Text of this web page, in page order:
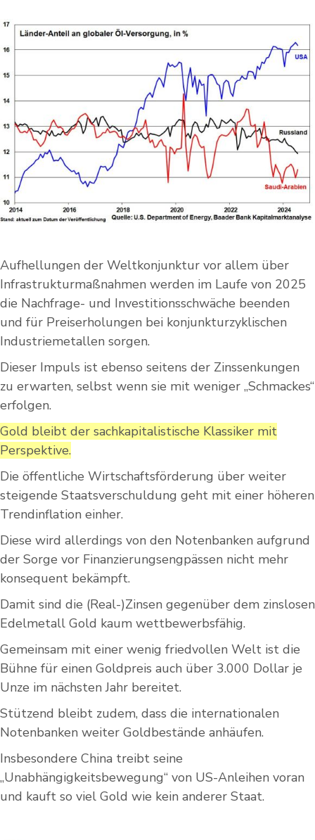
Aufhellungen der Weltkonjunktur vor allem über
Infrastrukturmaßnahmen werden im Laufe von 2025
die Nachfrage- und Investitionsschwäche beenden
und für Preiserholungen bei konjunkturzyklischen
Industriemetallen sorgen.
Dieser Impuls ist ebenso seitens der Zinssenkungen
zu erwarten, selbst wenn sie mit weniger „Schmackes“
erfolgen.
Gold bleibt der sachkapitalistische Klassiker mit
Perspektive.
Die öffentliche Wirtschaftsförderung über weiter
steigende Staatsverschuldung geht mit einer höheren
Trendinflation einher.
Diese wird allerdings von den Notenbanken aufgrund
der Sorge vor Finanzierungsengpässen nicht mehr
konsequent bekämpft.
Damit sind die (Real-)Zinsen gegenüber dem zinslosen
Edelmetall Gold kaum wettbewerbsfähig.
Gemeinsam mit einer wenig friedvollen Welt ist die
Bühne für einen Goldpreis auch über 3.000 Dollar je
Unze im nächsten Jahr bereitet.
Stützend bleibt zudem, dass die internationalen
Notenbanken weiter Goldbestände anhäufen.
Insbesondere China treibt seine
„Unabhängigkeitsbewegung“ von US-Anleihen voran
und kauft so viel Gold wie kein anderer Staat.